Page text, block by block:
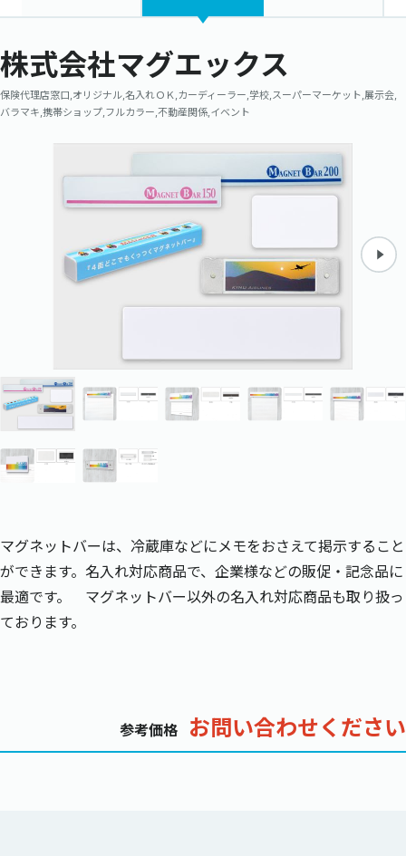
株式会社マグエックス
保険代理店窓口,オリジナル,名入れＯＫ,カーディーラー,学校,スーパーマーケット,展示会,
バラマキ,携帯ショップ,フルカラー,不動産関係,イベント
マグネットバーは、冷蔵庫などにメモをおさえて掲示すること
ができます。名入れ対応商品で、企業様などの販促・記念品に
最適です。 マグネットバー以外の名入れ対応商品も取り扱っ
ております。
参考価格 お問い合わせください